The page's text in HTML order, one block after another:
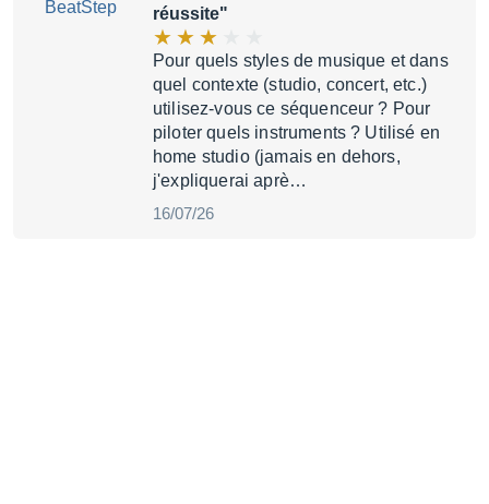
réussite"
Pour quels styles de musique et dans
quel contexte (studio, concert, etc.)
utilisez-vous ce séquenceur ? Pour
piloter quels instruments ? Utilisé en
home studio (jamais en dehors,
j'expliquerai aprè…
16/07/26